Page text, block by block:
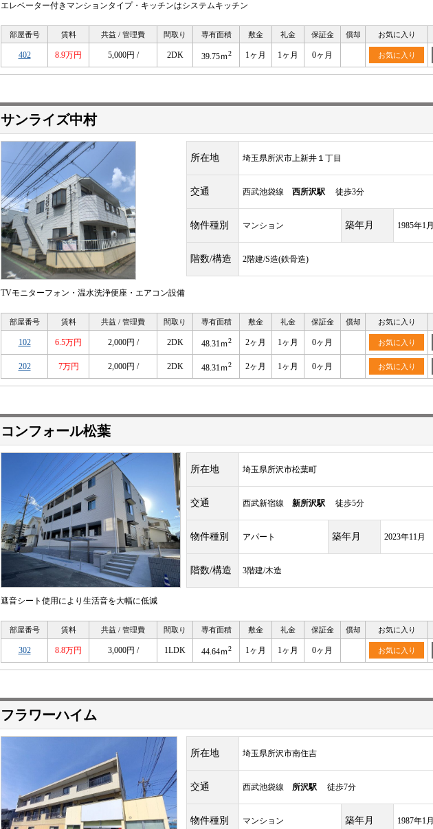
エレベーター付きマンションタイプ・キッチンはシステムキッチン
部屋番号 賃料 共益 / 管理費 間取り 専有面積 敷金 礼金 保証金 償却 お気に入り
402 8.9万円 5,000円 / 2DK 39.75ｍ2 1ヶ月 1ヶ月 0ヶ月 お気に入り
サンライズ中村
所在地 埼玉県所沢市上新井１丁目
交通 西武池袋線 西所沢駅 徒歩3分
物件種別 マンション 築年月 1985年1月
階数/構造 2階建/S造(鉄骨造)
TVモニターフォン・温水洗浄便座・エアコン設備
部屋番号 賃料 共益 / 管理費 間取り 専有面積 敷金 礼金 保証金 償却 お気に入り
102 6.5万円 2,000円 / 2DK 48.31ｍ2 2ヶ月 1ヶ月 0ヶ月 お気に入り
202 7万円 2,000円 / 2DK 48.31ｍ2 2ヶ月 1ヶ月 0ヶ月 お気に入り
コンフォール松葉
所在地 埼玉県所沢市松葉町
交通 西武新宿線 新所沢駅 徒歩5分
物件種別 アパート 築年月 2023年11月
階数/構造 3階建/木造
遮音シート使用により生活音を大幅に低減
部屋番号 賃料 共益 / 管理費 間取り 専有面積 敷金 礼金 保証金 償却 お気に入り
302 8.8万円 3,000円 / 1LDK 44.64ｍ2 1ヶ月 1ヶ月 0ヶ月 お気に入り
フラワーハイム
所在地 埼玉県所沢市南住吉
交通 西武池袋線 所沢駅 徒歩7分
物件種別 マンション 築年月 1987年1月